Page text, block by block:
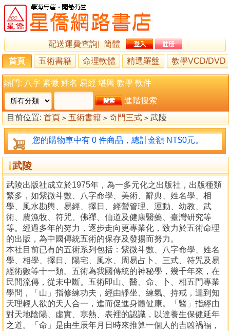
配送運費查詢
簡體
首頁
五術書籍 命理軟體 精選羅盤 教學VCD/DVD
熱門: 八字 紫微 姓名 易經 堪輿 教學 軟件
進階搜索
目前位置: 首頁 > 五術書籍 > 奇門三式 > 武陵
您的購物車中有 0 件商品，總計金額 NT$0元。
武陵
武陵出版社成立於1975年，為一多元化之出版社，出版種類
繁多，如紫微斗數、八字命學、美術、辭典、姓名學、相
學、風水勘輿、易經、擇日、經營管理、運動、幼教、武
術、農漁牧、符咒、佛禪、仙道及健康醫藥、臺灣研究等
等。經過多年的努力，逐步走向更專業化，致力於五術命理
的出版，為中國傳統五術的保存及發揚而努力。
本社目前已有的五術系列包括：紫微斗數、八字命學、姓名
學、相學、擇日、陽宅、風水、周易占卜、三式、符咒及易
經術數等十一類。五術為我國傳統的神秘學，幾千年來，在
民間流傳，從未中斷。五術即山、醫、命、卜、相五門專業
學問，「山」指修練功夫，經由靜坐、練氣、持戒，達到知
天理輕人欲的天人合一，進而促進身體健康。「醫」指經由
對天地陰陽、虛實、寒熱、表裡的認識，以達養生保健延年
之道。「命」是由生辰年月日時來推算一個人的吉凶禍福，